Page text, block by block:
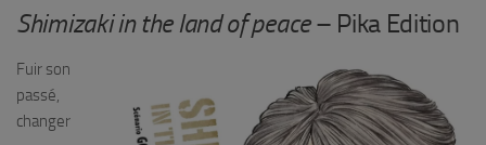
Shimizaki in the land of peace– Pika Edition
Fuir son
passé,
changer